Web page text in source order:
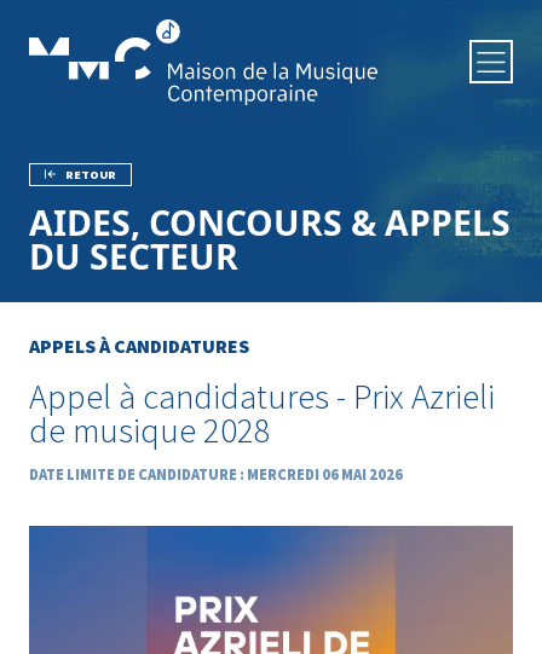
Aller au contenu principal
RETOUR
Fil d'Ariane
AIDES, CONCOURS & APPELS
DU SECTEUR
APPELS À CANDIDATURES
Appel à candidatures - Prix Azrieli
de musique 2028
DATE LIMITE DE CANDIDATURE : MERCREDI 06 MAI 2026